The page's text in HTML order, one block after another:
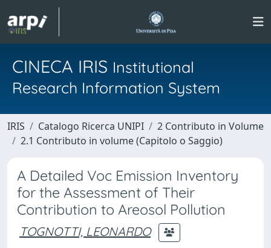
CINECA IRIS Institutional
Research Information System
IRIS Catalogo Ricerca UNIPI
2 Contributo in Volume
2.1 Contributo in volume (Capitolo o Saggio)
A Detailed Voc Emission Inventory
for the Assessment of Their
Contribution to Areosol Pollution
TOGNOTTI, LEONARDO